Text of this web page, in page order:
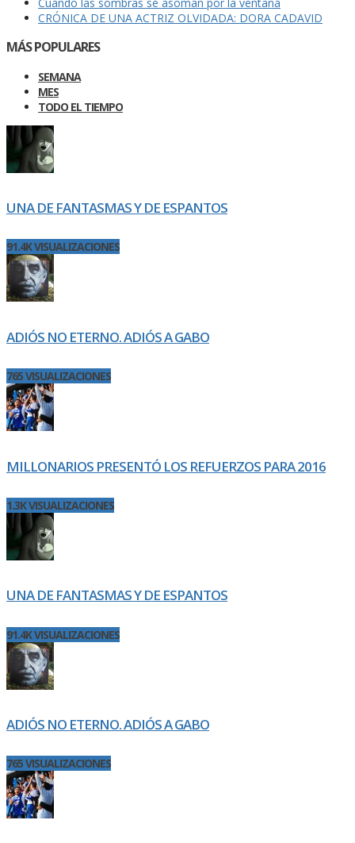
CRÓNICA DE UNA ACTRIZ OLVIDADA: DORA CADAVID
MÁS POPULARES
SEMANA
MES
TODO EL TIEMPO
UNA DE FANTASMAS Y DE ESPANTOS
91.4K VISUALIZACIONES
ADIÓS NO ETERNO. ADIÓS A GABO
765 VISUALIZACIONES
MILLONARIOS PRESENTÓ LOS REFUERZOS PARA 2016
1.3K VISUALIZACIONES
UNA DE FANTASMAS Y DE ESPANTOS
91.4K VISUALIZACIONES
ADIÓS NO ETERNO. ADIÓS A GABO
765 VISUALIZACIONES